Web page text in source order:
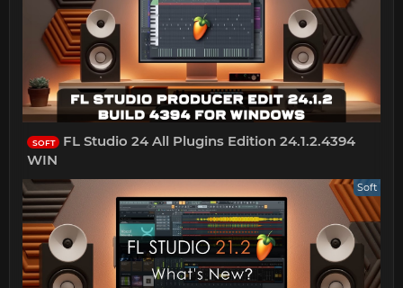
SOFT
FL Studio 24 All Plugins Edition 24.1.2.4394
WIN
Soft